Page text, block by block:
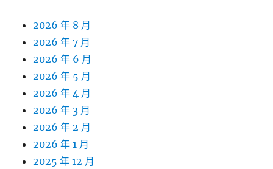
2026 年 8 月
2026 年 7 月
2026 年 6 月
2026 年 5 月
2026 年 4 月
2026 年 3 月
2026 年 2 月
2026 年 1 月
2025 年 12 月